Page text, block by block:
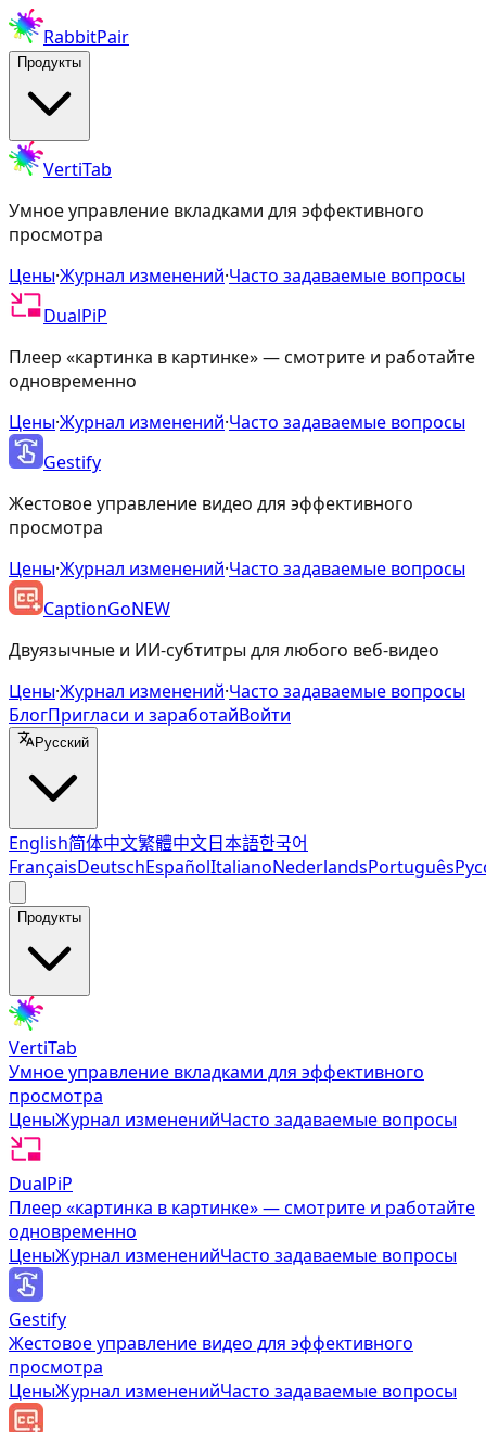
RabbitPair
Продукты
VertiTab
Умное управление вкладками для эффективного
просмотра
Цены·Журнал изменений·Часто задаваемые вопросы
DualPiP
Плеер «картинка в картинке» — смотрите и работайте
одновременно
Цены·Журнал изменений·Часто задаваемые вопросы
Gestify
Жестовое управление видео для эффективного
просмотра
Цены·Журнал изменений·Часто задаваемые вопросы
CaptionGoNEW
Двуязычные и ИИ-субтитры для любого веб-видео
Цены·Журнал изменений·Часто задаваемые вопросы
БлогПригласи и заработайВойти
Русский
English简体中文繁體中文日本語한국어
FrançaisDeutschEspañolItalianoNederlandsPortuguês
Продукты
VertiTab
Умное управление вкладками для эффективного
просмотра
ЦеныЖурнал измененийЧасто задаваемые вопросы
DualPiP
Плеер «картинка в картинке» — смотрите и работайте
одновременно
ЦеныЖурнал измененийЧасто задаваемые вопросы
Gestify
Жестовое управление видео для эффективного
просмотра
ЦеныЖурнал измененийЧасто задаваемые вопросы